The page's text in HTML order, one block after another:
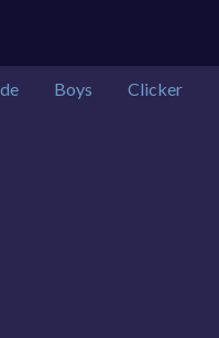
Boys Clicker